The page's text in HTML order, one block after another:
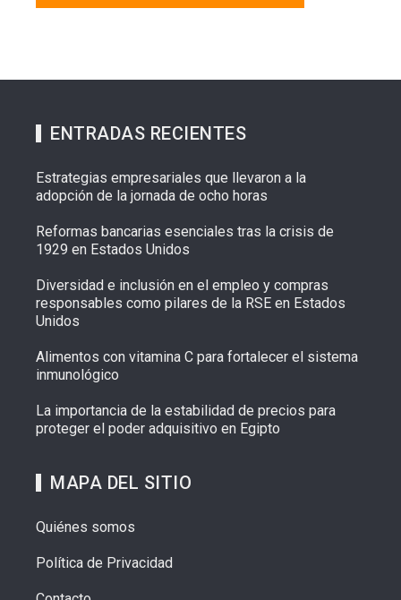
ENTRADAS RECIENTES
Estrategias empresariales que llevaron a la
adopción de la jornada de ocho horas
Reformas bancarias esenciales tras la crisis de
1929 en Estados Unidos
Diversidad e inclusión en el empleo y compras
responsables como pilares de la RSE en Estados
Unidos
Alimentos con vitamina C para fortalecer el sistema
inmunológico
La importancia de la estabilidad de precios para
proteger el poder adquisitivo en Egipto
MAPA DEL SITIO
Quiénes somos
Política de Privacidad